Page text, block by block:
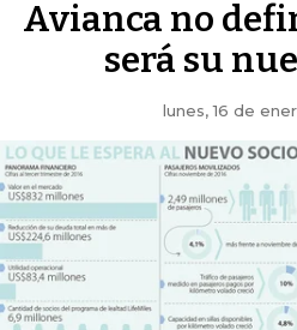
Avianca no
será su
lunes, 16 de